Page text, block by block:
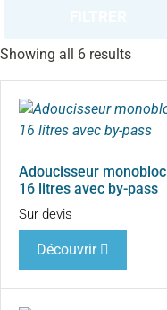
Showing all 6 results
Adoucisseur monobloc
16 litres avec by-pass
Sur devis
Découvrir